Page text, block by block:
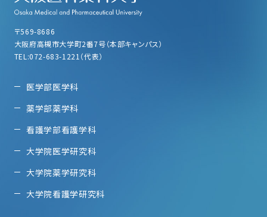
〒569-8686
大阪府高槻市大学町2番7号（本部キャンパス）
TEL:072-683-1221（代表）
医学部医学科
薬学部薬学科
看護学部看護学科
大学院医学研究科
大学院薬学研究科
大学院看護学研究科